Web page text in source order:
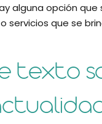
alguna opción
servicios que se
texto